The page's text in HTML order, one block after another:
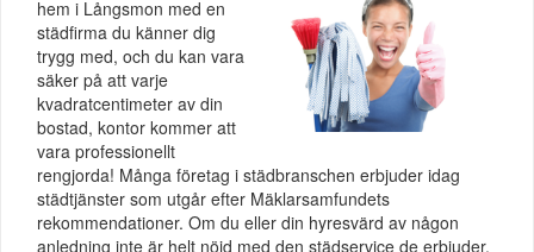
hem i Långsmon med en
städfirma du känner dig
trygg med, och du kan vara
säker på att varje
kvadratcentimeter av din
bostad, kontor kommer att
vara professionellt
rengjorda! Många företag i städbranschen erbjuder idag
städtjänster som utgår efter Mäklarsamfundets
rekommendationer. Om du eller din hyresvärd av någon
anledning inte är helt nöjd med den städservice de erbjuder,